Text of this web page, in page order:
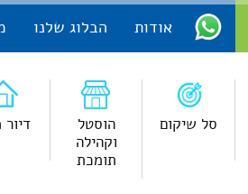
אודות הבלוג שלנו
סל שיקום
הוסטל
וקהילה
תומכת
דיור